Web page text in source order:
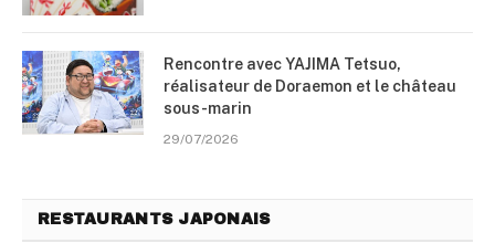
Rencontre avec YAJIMA Tetsuo,
réalisateur de Doraemon et le château
sous-marin
29/07/2026
RESTAURANTS JAPONAIS